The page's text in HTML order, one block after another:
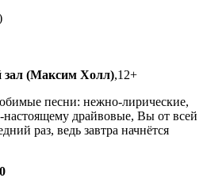
(Максим Холл),12+
песни: нежно-лирические,
настоящему драйвовые, Вы от всей
раз, ведь завтра начнётся